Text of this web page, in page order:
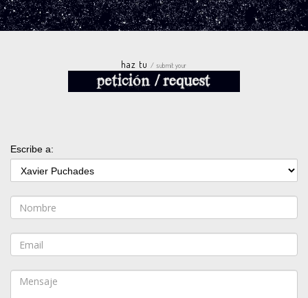
haz tu/ submit your
Escribe a: